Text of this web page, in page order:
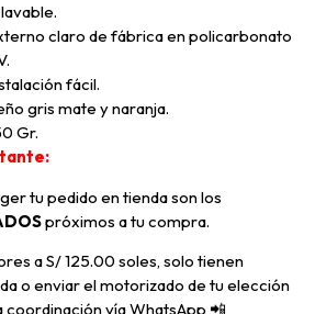
claro de fábrica en policarbonato
fácil.
gris mate y naranja.
Gr.
tu pedido en tienda son los
próximos a tu compra.
a S/ 125.00 soles, solo tienen
o enviar el motorizado de tu elección
vía WhatsApp 📲